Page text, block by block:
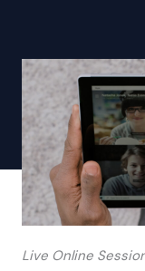
Live Online